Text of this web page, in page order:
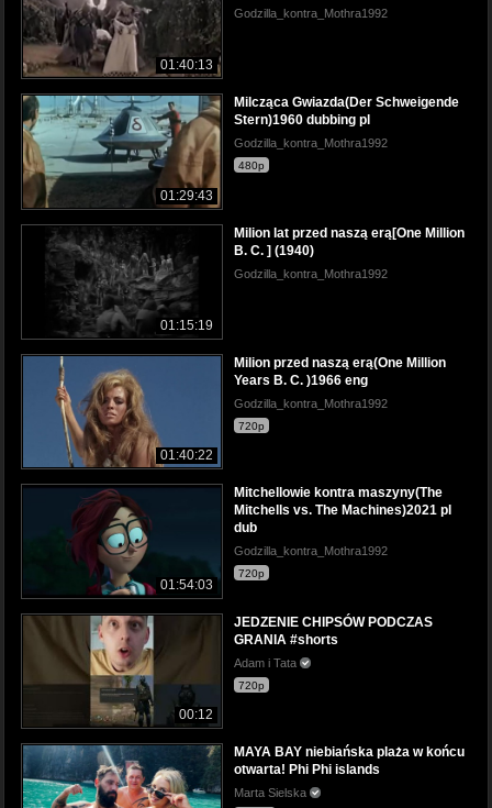
01:40:13
Godzilla_kontra_Mothra1992
01:29:43
Milcząca Gwiazda(Der Schweigende
Stern)1960 dubbing pl
Godzilla_kontra_Mothra1992
480p
01:15:19
Milion lat przed naszą erą[One Million
B. C. ] (1940)
Godzilla_kontra_Mothra1992
01:40:22
Milion przed naszą erą(One Million
Years B. C. )1966 eng
Godzilla_kontra_Mothra1992
720p
01:54:03
Mitchellowie kontra maszyny(The
Mitchells vs. The Machines)2021 pl
dub
Godzilla_kontra_Mothra1992
720p
00:12
JEDZENIE CHIPSÓW PODCZAS
GRANIA #shorts
Adam i Tata
720p
MAYA BAY niebiańska plaża w końcu
otwarta! Phi Phi islands
Marta Sielska